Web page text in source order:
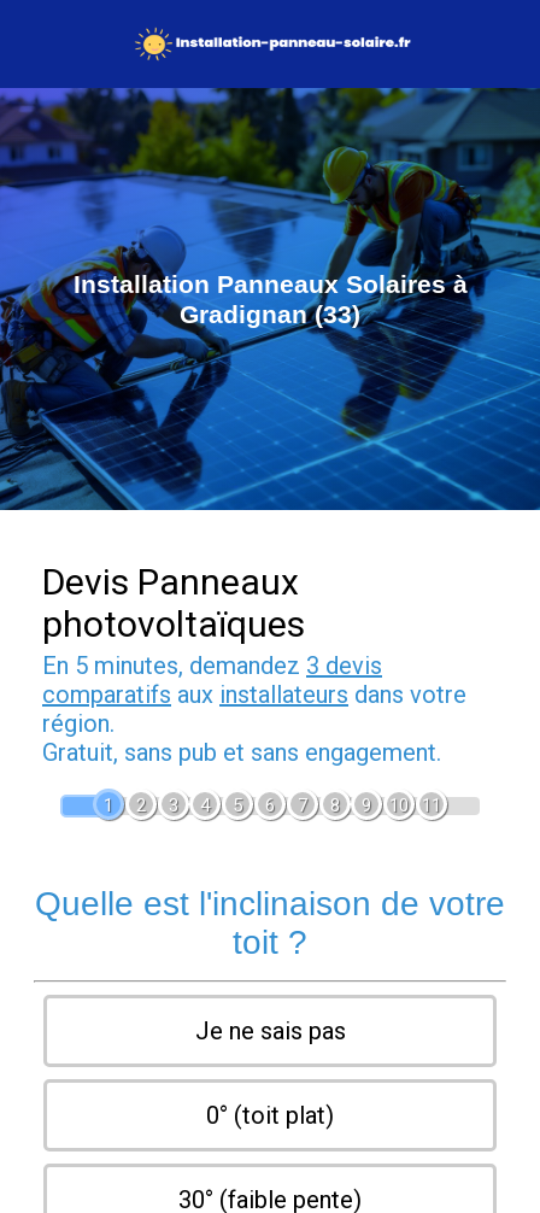
Installation Panneaux Solaires à
Gradignan (33)
Devis Panneaux
photovoltaïques
En 5 minutes, demandez 3 devis
comparatifs aux installateurs dans votre
région.
Gratuit, sans pub et sans engagement.
1 2 3 4 5 6 7 8 9 10 11
Quelle est l'inclinaison de votre
toit ?
Je ne sais pas
0° (toit plat)
30° (faible pente)